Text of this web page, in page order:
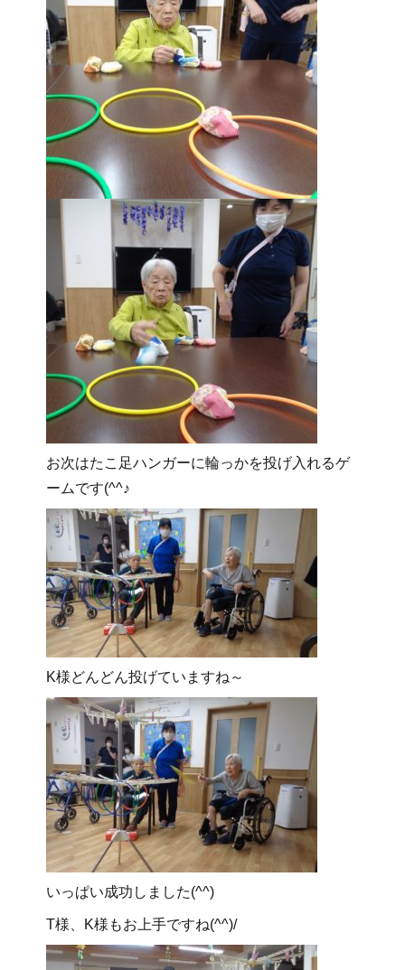
お次はたこ足ハンガーに輪っかを投げ入れるゲ
ームです(^^♪
K様どんどん投げていますね～
いっぱい成功しました(^^)
T様、K様もお上手ですね(^^)/